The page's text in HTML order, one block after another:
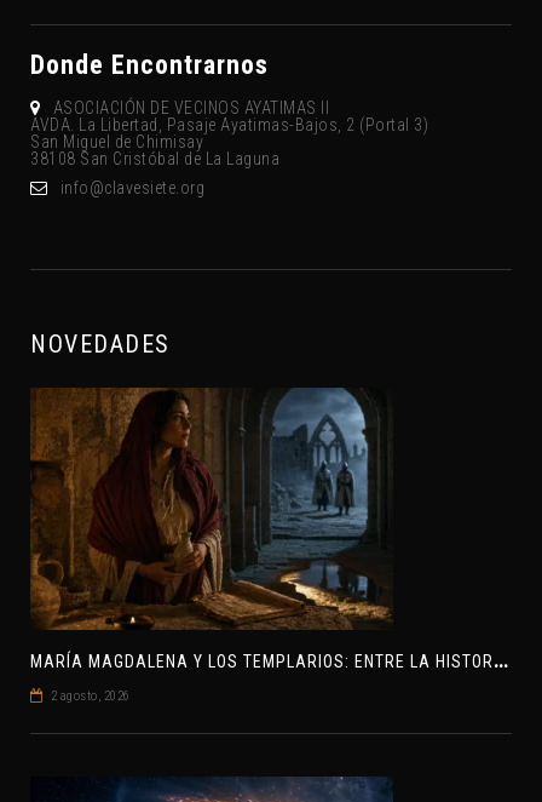
Donde Encontrarnos
ASOCIACIÓN DE VECINOS AYATIMAS II
AVDA. La Libertad, Pasaje Ayatimas-Bajos, 2 (Portal 3)
San Miguel de Chimisay
38108 San Cristóbal de La Laguna
gro.eteisevalc@ofni
NOVEDADES
M
ARÍA MAGDALENA Y LOS TEMPLARIOS: ENTRE LA HISTORIA Y EL MISTERIO
2 agosto, 2026